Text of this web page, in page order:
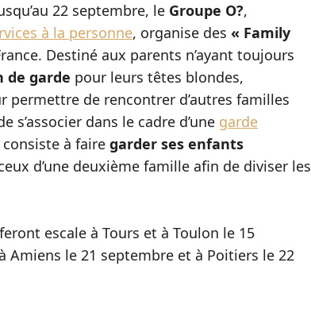
22 septembre, le Groupe O?,
à la personne, organise des « Family
Destiné aux parents n’ayant toujours
de garde pour leurs têtes blondes,
permettre de rencontrer d’autres familles
s’associer dans le cadre d’une garde
consiste à faire garder ses enfants
d’une deuxième famille afin de diviser les
escale à Tours et à Toulon le 15
Amiens le 21 septembre et à Poitiers le 22